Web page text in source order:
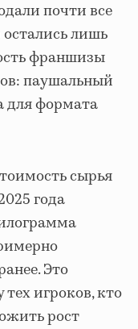
почти все
лишь
франшизы
паушальный
для формата
сырья
года
Это
игроков, кто
рост